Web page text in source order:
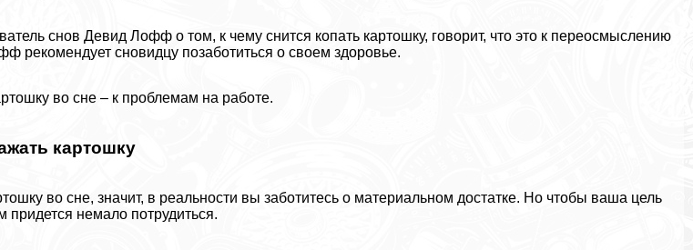
снов Девид Лофф о том, к чему снится копать картошку, говорит, что это к переосмыслению
рекомендует сновидцу позаботиться о своем здоровье.
во сне – к проблемам на работе.
картошку
во сне, значит, в реальности вы заботитесь о материальном достатке. Но чтобы ваша цель
придется немало потрудиться.